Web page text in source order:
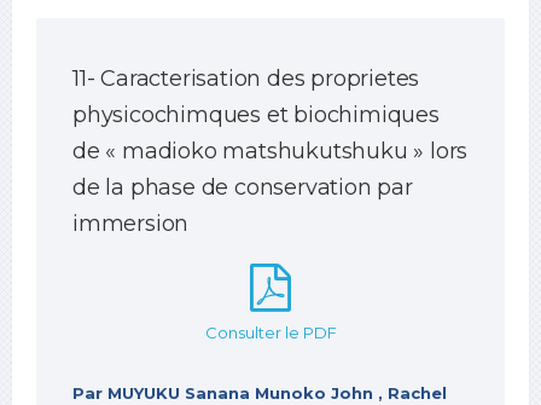
11- Caracterisation des proprietes
physicochimques et biochimiques
de « madioko matshukutshuku » lors
de la phase de conservation par
immersion
Consulter le PDF
Par MUYUKU Sanana Munoko John , Rachel